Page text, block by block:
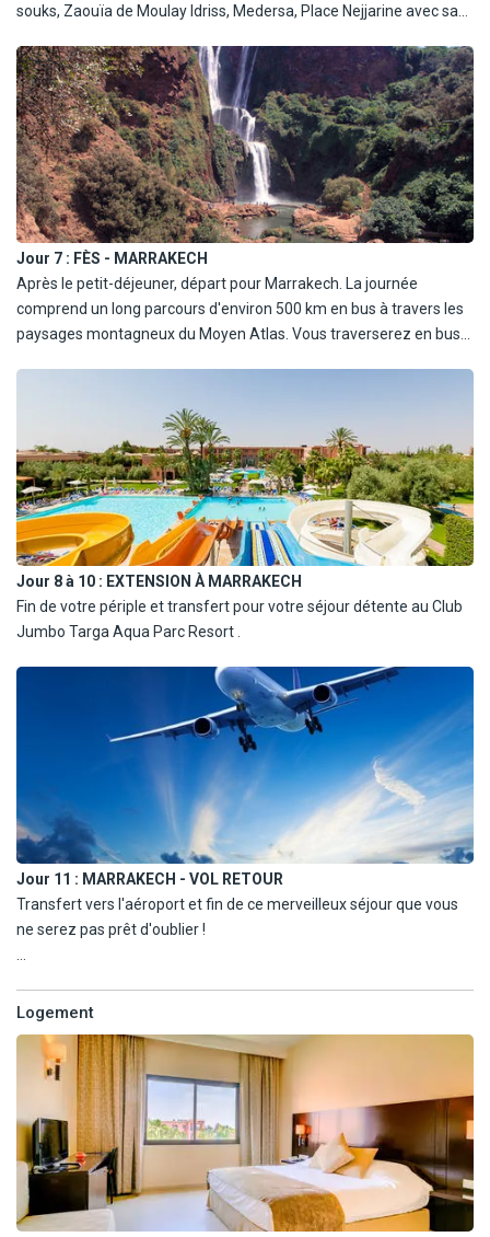
souks, Zaouïa de Moulay Idriss, Medersa, Place Nejjarine avec sa
ateliers d'artisanat fassi et d'un four traditionnel. Arrêt sur une
terrasse pour la découverte de la vue panoramique du quartier
des Tanneurs de Fès. Déjeuner. Continuation de la visite par Fès El
Jedid : Mellah, découverte de la porte d'entrée du Palais Royal,
complexe des potiers et tour des remparts. Finir en beauté avec
une vue panoramique nord de la ville de Fès. Dîner et logement à
l'hôtel.
Jour 7 : FÈS - MARRAKECH
Après le petit-déjeuner, départ pour Marrakech. La journée
comprend un long parcours d'environ 500 km en bus à travers les
paysages montagneux du Moyen Atlas. Vous traverserez en bus
par l'autoroute. Déjeuner en cours de route. Arrivée à Marrakech
en fin de journée, installation à l'hôtel, dîner et nuit.
Jour 8 à 10 : EXTENSION À MARRAKECH
Fin de votre périple et transfert pour votre séjour détente au Club
Jumbo Targa Aqua Parc Resort .
Jour 11 : MARRAKECH - VOL RETOUR
Transfert vers l'aéroport et fin de ce merveilleux séjour que vous
ne serez pas prêt d'oublier !
Jumbo Targa Aqua Parc Resort 4*. Programme libre.
Logement